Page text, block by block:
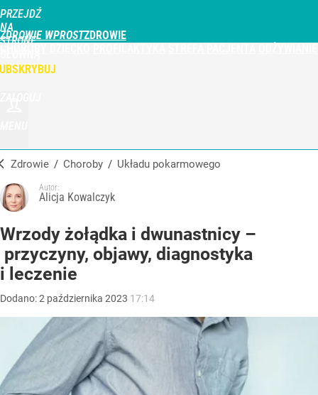
PRZEJDŹ
NA
STRONĘ
WPROST.PL
ZDROWIE WPROST
Zdrowie / Choroby / układu pokarmowego
Autor:
Alicja Kowalczyk
Wrzody żołądka i dwunastnicy –
przyczyny, objawy, diagnostyka
i leczenie
Dodano:2 października 2023 17:14